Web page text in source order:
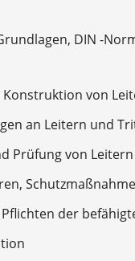
DIN -
von
an Leitern und
Prüfung von
der